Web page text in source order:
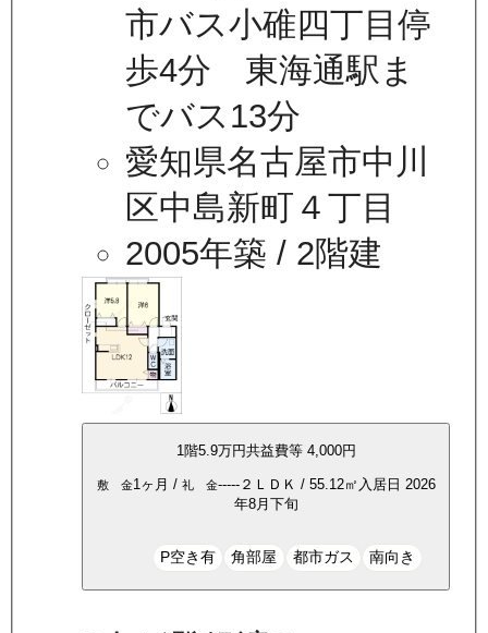
市バス小碓四丁目停
歩4分 東海通駅ま
でバス13分
愛知県名古屋市中川
区中島新町４丁目
2005年築 / 2階建
1階5.9万円共益費等 4,000円
敷 金1ヶ月 / 礼 金-----２ＬＤＫ / 55.12㎡ 入居日 2026
年8月下旬
P空き有 角部屋 都市ガス 南向き